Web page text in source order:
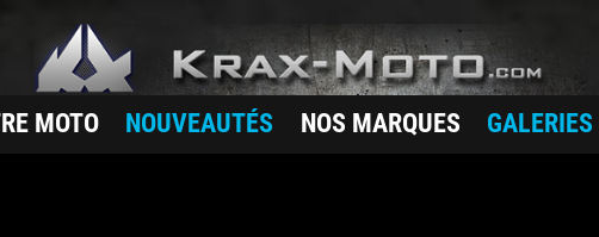
MOTO NOUVEAUTÉS NOS MARQUES GALERIES